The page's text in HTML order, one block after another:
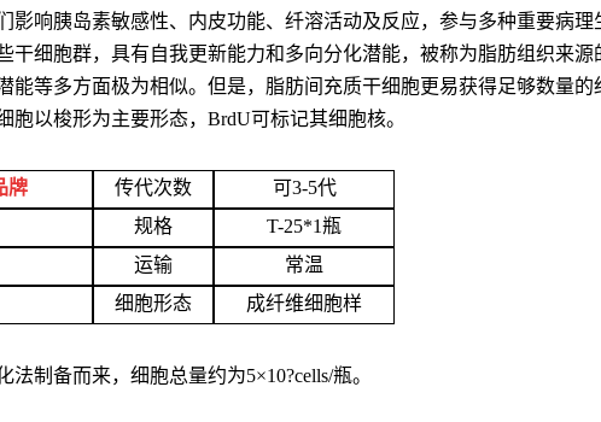
影响胰岛素敏感性、内皮功能、纤溶活动及反应，参与多种重要病
干细胞群，具有自我更新能力和多向分化潜能，被称为脂肪组织来
能等多方面极为相似。但是，脂肪间充质干细胞更易获得足够数量
以梭形为主要形态，BrdU可标记其细胞核。
牌 传代次数
可3-5代
规格
T-25*1瓶
运输
常温
细胞形态
成纤维细胞样
制备而来，细胞总量约为5×10?cells/瓶。